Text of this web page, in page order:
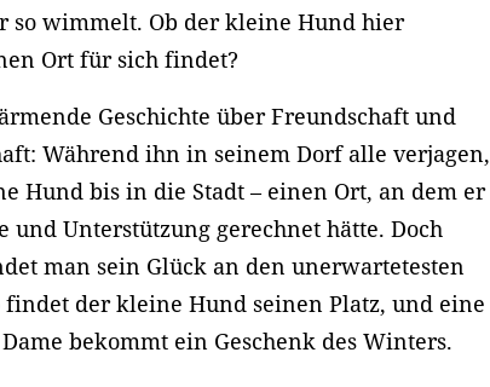
so wimmelt. Ob der kleine Hund hier
Ort für sich findet?
Geschichte über Freundschaft und
Während ihn in seinem Dorf alle verjagen,
Hund bis in die Stadt – einen Ort, an dem er
Unterstützung gerechnet hätte. Doch
man sein Glück an den unerwartetesten
findet der kleine Hund seinen Platz, und eine
bekommt ein Geschenk des Winters.